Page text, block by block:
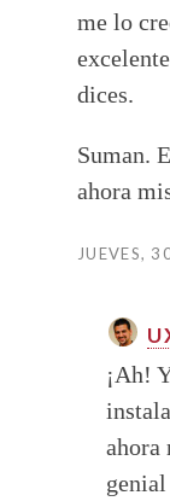
me lo
dices.
Suman.
ahora
JUEVES,
¡Ah!
ahora